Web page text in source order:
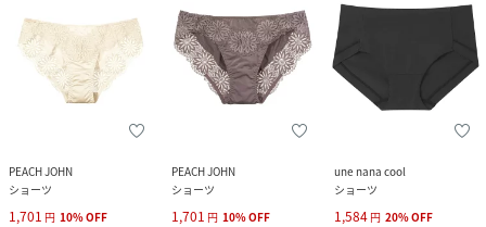
PEACH JOHN
ショーツ
1,701 円 10%OFF
PEACH JOHN
ショーツ
1,701 円 10%OFF
une nana cool
ショーツ
1,584 円 20%OFF